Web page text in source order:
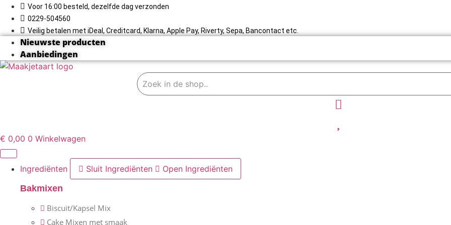
naar
inhoud
Voor 16:00 besteld, dezelfde dag verzonden
0229-504560
Veilig betalen met iDeal, Creditcard, Klarna, Apple Pay, Riverty, Sepa, Bancontact etc.
Nieuwste producten
Aanbiedingen
€ 0,00 0 Winkelwagen
Ingrediënten Sluit Ingrediënten
Open Ingrediënten
Bakmixen
Biscuit/Kapsel Mix
Cake Mixen met smaak